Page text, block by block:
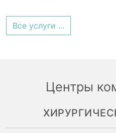
Все услуги ...
Центры